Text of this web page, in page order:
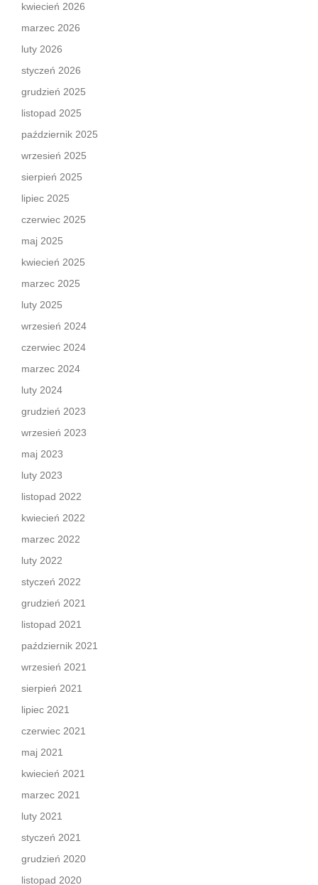
kwiecień 2026
marzec 2026
luty 2026
styczeń 2026
grudzień 2025
listopad 2025
październik 2025
wrzesień 2025
sierpień 2025
lipiec 2025
czerwiec 2025
maj 2025
kwiecień 2025
marzec 2025
luty 2025
wrzesień 2024
czerwiec 2024
marzec 2024
luty 2024
grudzień 2023
wrzesień 2023
maj 2023
luty 2023
listopad 2022
kwiecień 2022
marzec 2022
luty 2022
styczeń 2022
grudzień 2021
listopad 2021
październik 2021
wrzesień 2021
sierpień 2021
lipiec 2021
czerwiec 2021
maj 2021
kwiecień 2021
marzec 2021
luty 2021
styczeń 2021
grudzień 2020
listopad 2020